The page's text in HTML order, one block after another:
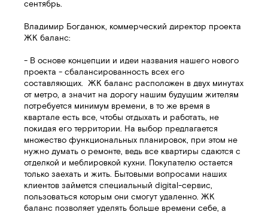
сентябрь.
Владимир Богданюк, коммерческий директор проекта
ЖК баланс:
- В основе концепции и идеи названия нашего нового
проекта - сбалансированность всех его
составляющих. ЖК баланс расположен в двух минутах
от метро, а значит на дорогу нашим будущим жителям
потребуется минимум времени, в то же время в
квартале есть все, чтобы отдыхать и работать, не
покидая его территории. На выбор предлагается
множество функциональных планировок, при этом не
нужно думать о ремонте, ведь все квартиры сдаются с
отделкой и меблировкой кухни. Покупателю остается
только заехать и жить. Бытовыми вопросами наших
клиентов займется специальный digital-сервис,
пользоваться которым они смогут удаленно. ЖК
баланс позволяет уделять больше времени себе, а